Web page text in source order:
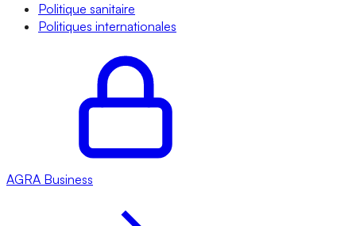
Politique sanitaire
Politiques internationales
AGRA Business